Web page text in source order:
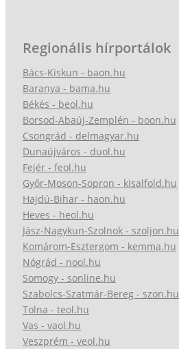
Regionális hírportálok
Bács-Kiskun - baon.hu
Baranya - bama.hu
Békés - beol.hu
Borsod-Abaúj-Zemplén - boon.hu
Csongrád - delmagyar.hu
Dunaújváros - duol.hu
Fejér - feol.hu
Győr-Moson-Sopron - kisalfold.hu
Hajdú-Bihar - haon.hu
Heves - heol.hu
Jász-Nagykun-Szolnok - szoljon.hu
Komárom-Esztergom - kemma.hu
Nógrád - nool.hu
Somogy - sonline.hu
Szabolcs-Szatmár-Bereg - szon.hu
Tolna - teol.hu
Vas - vaol.hu
Veszprém - veol.hu